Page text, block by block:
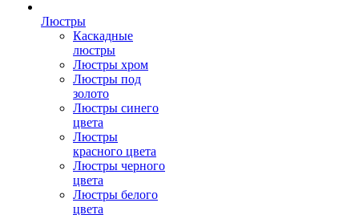
Люстры
Каскадные
люстры
Люстры хром
Люстры под
золото
Люстры синего
цвета
Люстры
красного цвета
Люстры черного
цвета
Люстры белого
цвета